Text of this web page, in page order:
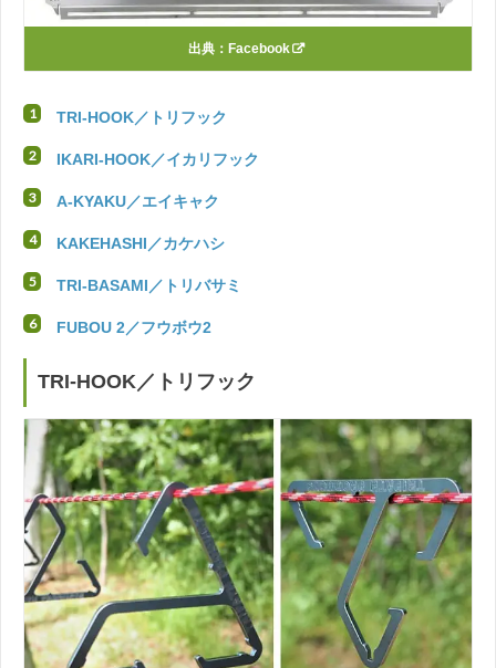
出典： Facebook
TRI-HOOK／トリフック
IKARI-HOOK／イカリフック
A-KYAKU／エイキャク
KAKEHASHI／カケハシ
TRI-BASAMI／トリバサミ
FUBOU 2／フウボウ2
TRI-HOOK／トリフック